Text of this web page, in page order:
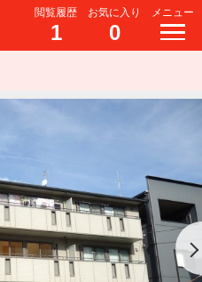
閲覧履歴
1
お気に入り
0
メニュー